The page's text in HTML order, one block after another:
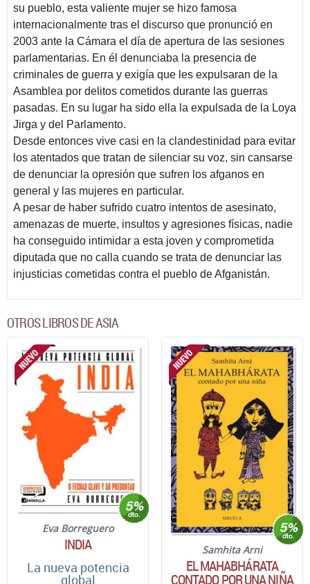
su pueblo, esta valiente mujer se hizo famosa
internacionalmente tras el discurso que pronunció en
2003 ante la Cámara el día de apertura de las sesiones
parlamentarias. En él denunciaba la presencia de
criminales de guerra y exigía que les expulsaran de la
Asamblea por delitos cometidos durante las guerras
pasadas. En su lugar ha sido ella la expulsada de la Loya
Jirga y del Parlamento.
Desde entonces vive casi en la clandestinidad para evitar
los atentados que tratan de silenciar su voz, sin cansarse
de denunciar la opresión que sufren los afganos en
general y las mujeres en particular.
A pesar de haber sufrido cuatro intentos de asesinato,
amenazas de muerte, insultos y agresiones físicas, nadie
ha conseguido intimidar a esta joven y comprometida
diputada que no calla cuando se trata de denunciar las
injusticias cometidas contra el pueblo de Afganistán.
OTROS LIBROS DE ASIA
Eva Borreguero
INDIA
La nueva potencia
global
Samhita Arni
EL MAHABHÁRATA
CONTADO POR UNA NIÑA